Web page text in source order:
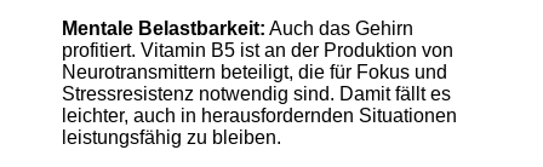
Mentale Belastbarkeit: Auch das Gehirn
profitiert. Vitamin B5 ist an der Produktion von
Neurotransmittern beteiligt, die für Fokus und
Stressresistenz notwendig sind. Damit fällt es
leichter, auch in herausfordernden Situationen
leistungsfähig zu bleiben.